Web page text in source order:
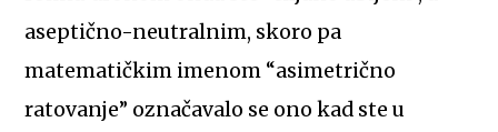
aseptično-neutralnim, skoro pa
matematičkim imenom “asimetrično
ratovanje” označavalo se ono kad ste u